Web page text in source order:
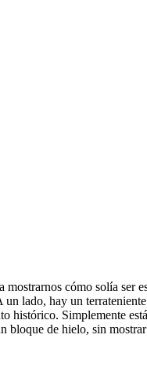
cómo solía ser
lado, hay un
histórico. Simplemente
bloque de hielo, sin